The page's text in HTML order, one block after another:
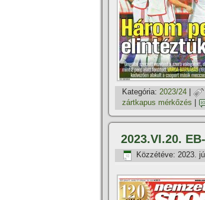
Kategória: 2023/24
zártkapus mérkőzés
2023.VI.20.
Közzétéve: 2023.